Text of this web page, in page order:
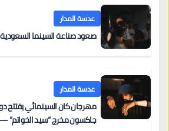
عدسة المدار
صعود صناعة السينما السعودية
عدسة المدار
جاكسون مخرج “سيد